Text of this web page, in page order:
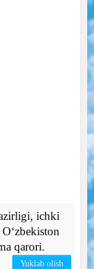
ichki
qarori.
Yuklab olish